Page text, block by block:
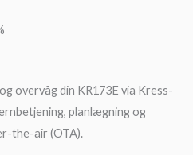
overvåg din KR173E via Kress-
planlægning og
the-air (OTA).